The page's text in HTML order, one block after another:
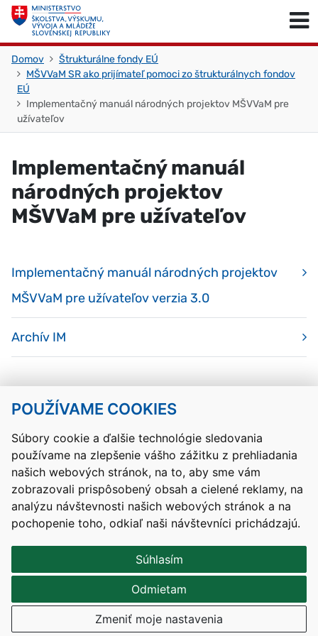
POUŽÍVAME COOKIES
Súbory cookie a ďalšie technológie sledovania
používame na zlepšenie vášho zážitku z prehliadania
našich webových stránok, na to, aby sme vám
zobrazovali prispôsobený obsah a cielené reklamy, na
analýzu návštevnosti našich webových stránok a na
pochopenie toho, odkiaľ naši návštevníci prichádzajú.
Súhlasím
Odmietam
Zmeniť moje nastavenia
Skočiť na obsah
Domov
Štrukturálne fondy EÚ
MŠVVaM SR ako prijímateľ pomoci zo štrukturálnych fondov
EÚ
Implementačný manuál národných projektov MŠVVaM pre
užívateľov
Implementačný manuál
národných projektov
MŠVVaM pre užívateľov
Implementačný manuál národných projektov
MŠVVaM pre užívateľov verzia 3.0
Archív IM
Skočiť na začiatok stránky
Kontakty Mapa stránky RSS
Vyhlásenie o prístupnosti
Nastavenia cookies
Prevádzkovateľom služby je Ministerstvo školstva, výskumu,
vývoja a mládeže Slovenskej republiky.